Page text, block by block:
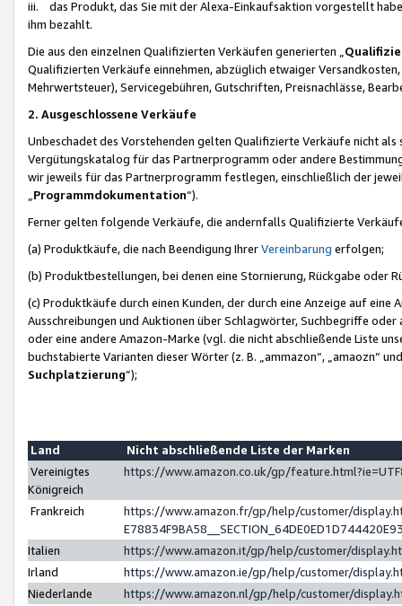
iii. das Produkt, das Sie mit der Alexa-Einkaufsaktion vorgestellt
ihm bezahlt.
Die aus den einzelnen Qualifizierten Verkäufen generierten „
Qualifizierten Verkäufe einnehmen, abzüglich etwaiger
Mehrwertsteuer), Servicegebühren, Gutschriften, Preisnachlässe,
2. Ausgeschlossene Verkäufe
Unbeschadet des Vorstehenden gelten Qualifizierte Verkäufe nicht
Vergütungskatalog für das Partnerprogramm oder andere
wir jeweils für das Partnerprogramm festlegen, einschließlich der
Programmdokumentation“).
Ferner gelten folgende Verkäufe, die andernfalls Qualifizierte
(a) Produktkäufe, die nach Beendigung IhrerVereinbarung erfolgen;
(b) Produktbestellungen, bei denen eine Stornierung, Rückgabe oder
(c) Produktkäufe durch einen Kunden, der durch eine Anzeige auf
Ausschreibungen und Auktionen über Schlagwörter, Suchbegriffe
oder eine andere Amazon-Marke (vgl. die nicht abschließende Liste
buchstabierte Varianten dieser Wörter (z. B. „ammazon“, „amaozn“
Suchplatzierung”);
Land
Nicht abschließende Liste der Marken
Vereinigtes
Königreich
https://www.amazon.co.uk/gp/
Frankreich
https://www.amazon.fr/gp/help/customer/
Italien
https://www.amazon.it/gp/help/customer/
Irland
https://www.amazon.ie/gp/help/customer/
Niederlande
https://www.amazon.nl/gp/help/customer/